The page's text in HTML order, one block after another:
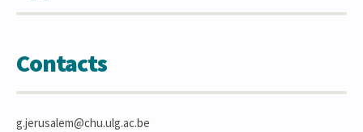
Contacts
g.jerusalem@chu.ulg.ac.be